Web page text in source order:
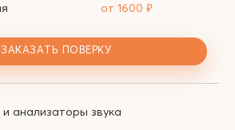
от 1600 ₽
ЗАКАЗАТЬ ПОВЕРКУ
анализаторы звука